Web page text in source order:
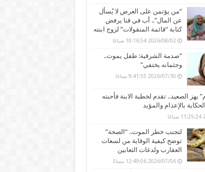
“من يؤتمن على العرض لا يُسأل
عن المال”.. أب في قنا يرفض
كتابة “قائمة المنقولات” لزوج ابنته
2026/08/02 10:16:54 صباحًا
“صدمة الشرقية: طفل يموت..
وجثمانه يختفي”
2026/07/30 9:41:55 صباحًا
الصعيد.. تقدم لخطبة الابنة فأحبته
بالإعدام والمؤبد
لتجنب خطر الموت.. “الصحة”
توضح كيفية الوقاية من لسعات
العقارب ولدغات الثعابين
2026/07/06 12:49:06 مساءً